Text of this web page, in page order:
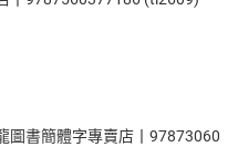
圖書簡體字專賣店丨97873060